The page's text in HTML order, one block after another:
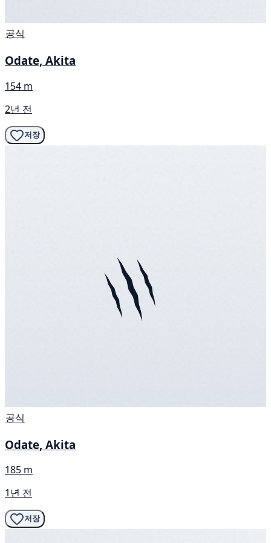
공식
Odate, Akita
154 m
2년 전
저장
공식
Odate, Akita
185 m
1년 전
저장